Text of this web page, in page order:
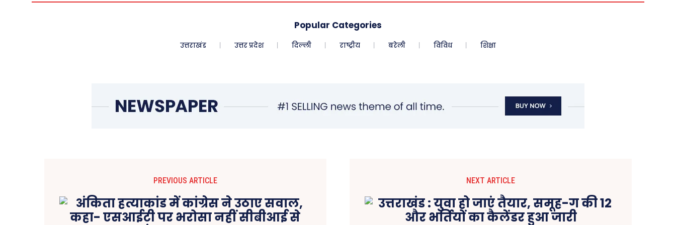
Popular Categories
उत्तराखंड उत्तर प्रदेश दिल्ली राष्ट्रीय बरेली विविध शिक्षा
PREVIOUS ARTICLE NEXT ARTICLE